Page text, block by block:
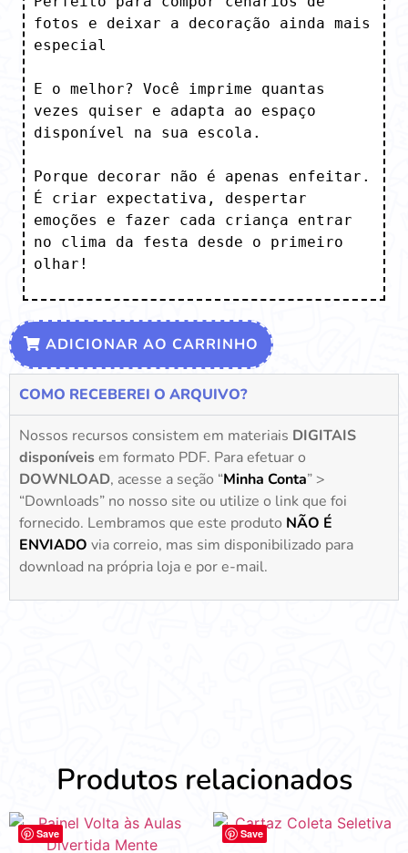
fotos e deixar a decoração ainda mais
especial
E o melhor? Você imprime quantas
vezes quiser e adapta ao espaço
disponível na sua escola.
Porque decorar não é apenas enfeitar.
É criar expectativa, despertar
emoções e fazer cada criança entrar
no clima da festa desde o primeiro
olhar!
ADICIONAR AO CARRINHO
COMO RECEBEREI O ARQUIVO?
Nossos recursos consistem em materiais DIGITAIS
disponíveisem formato PDF. Para efetuar o
DOWNLOAD, acesse a seção “Minha Conta” >
“Downloads” no nosso site ou utilize o link que foi
fornecido. Lembramos que este produto NÃO É
ENVIADO via correio, mas sim disponibilizado para
download na própria loja e por e-mail.
Produtos relacionados
Save Save